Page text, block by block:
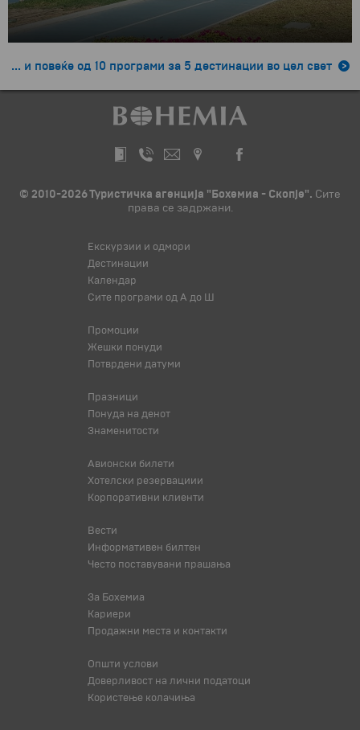
... и повеќе од 10 програми за 5 дестинации во цел свет
© 2010-2026 Туристичка агенција "Бохемиа - Скопје". Сите
права се задржани.
Екскурзии и одмори
Дестинации
Календар
Сите програми од А до Ш
Промоции
Жешки понуди
Потврдени датуми
Празници
Понуда на денот
Знаменитости
Авионски билети
Хотелски резервациии
Корпоративни клиенти
Вести
Информативен билтен
Често поставувани прашања
За Бохемиа
Кариери
Продажни места и контакти
Општи услови
Доверливост на лични податоци
Користење колачиња